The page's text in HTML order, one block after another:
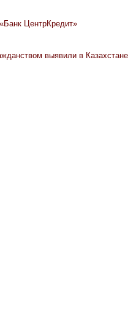
ЦентрКредит»
выявили в Казахстане